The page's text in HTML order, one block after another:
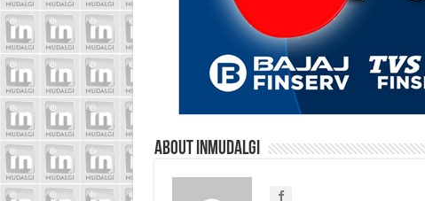
About inmudalgi